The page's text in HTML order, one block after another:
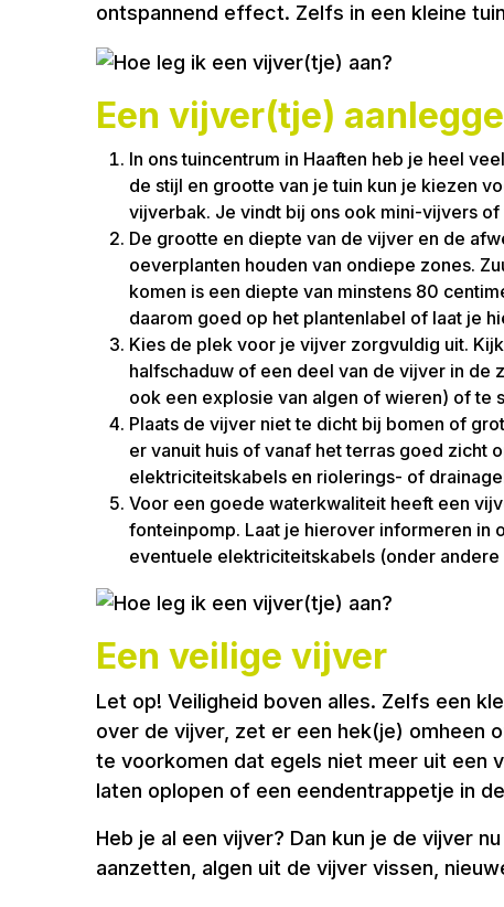
ontspannend effect. Zelfs in een kleine
Een vijver(tje)
In ons tuincentrum in Haaften heb je heel
de stijl en grootte van je tuin kun je kiezen
vijverbak. Je vindt bij ons ook mini-vijvers
De grootte en diepte van de vijver en de
oeverplanten houden van ondiepe zones.
komen is een diepte van minstens 80
daarom goed op het plantenlabel of laat je
Kies de plek voor je vijver zorgvuldig uit.
halfschaduw of een deel van de vijver in de
ook een explosie van algen of wieren) of te
Plaats de vijver niet te dicht bij bomen of
er vanuit huis of vanaf het terras goed zicht
elektriciteitskabels en riolerings- of
Voor een goede waterkwaliteit heeft een
fonteinpomp. Laat je hierover informeren in
eventuele elektriciteitskabels (onder
Een veilige vijver
Let op! Veiligheid boven alles. Zelfs een
over de vijver, zet er een hek(je) omheen
te voorkomen dat egels niet meer uit een
laten oplopen of een eendentrappetje in
Heb je al een vijver? Dan kun je de vijver
aanzetten, algen uit de vijver vissen,